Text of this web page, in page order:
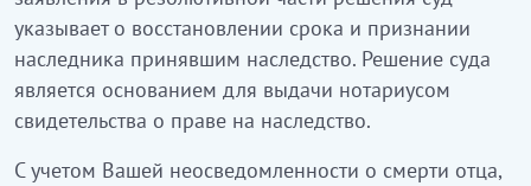
указывает о восстановлении срока и признании
наследника принявшим наследство. Решение суда
является основанием для выдачи нотариусом
свидетельства о праве на наследство.
С учетом Вашей неосведомленности о смерти отца,